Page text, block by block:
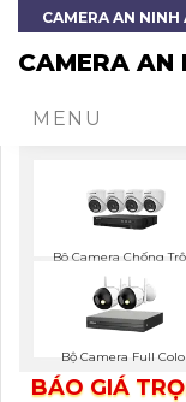
CAMERA AN
CAMERA AN
MENU
Bô Camera Chống
Hikvision
Bộ Camera Full
BÁO GIÁ